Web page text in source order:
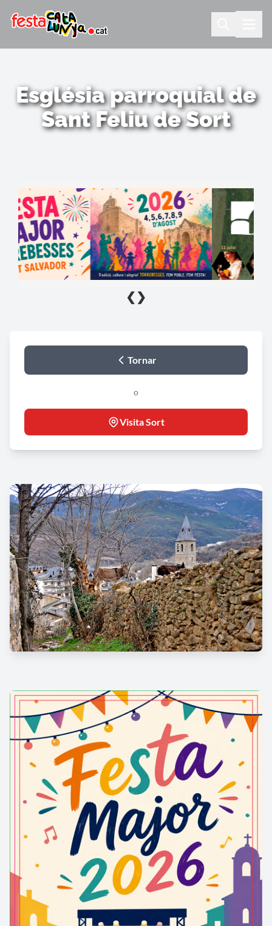
Església parroquial de
Sant Feliu de Sort
❮ ❯
Tornar
o
Visita Sort